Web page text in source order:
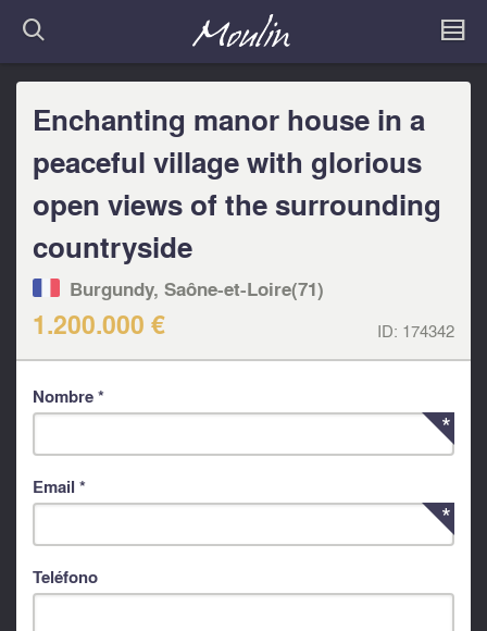
Enchanting manor house in a
peaceful village with glorious
open views of the surrounding
countryside
Burgundy, Saône-et-Loire(71)
1.200.000 € ID: 174342
Nombre *
Email *
Teléfono